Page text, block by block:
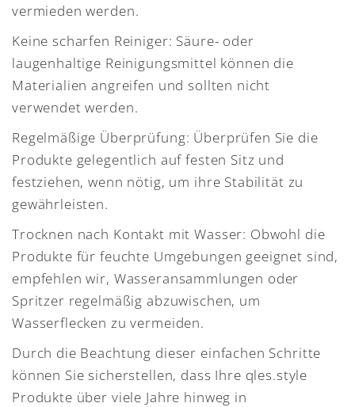
vermieden werden.
Keine scharfen Reiniger: Säure- oder
laugenhaltige Reinigungsmittel können die
Materialien angreifen und sollten nicht
verwendet werden.
Regelmäßige Überprüfung: Überprüfen Sie die
Produkte gelegentlich auf festen Sitz und
festziehen, wenn nötig, um ihre Stabilität zu
gewährleisten.
Trocknen nach Kontakt mit Wasser: Obwohl die
Produkte für feuchte Umgebungen geeignet sind,
empfehlen wir, Wasseransammlungen oder
Spritzer regelmäßig abzuwischen, um
Wasserflecken zu vermeiden.
Durch die Beachtung dieser einfachen Schritte
können Sie sicherstellen, dass Ihre qles.style
Produkte über viele Jahre hinweg in